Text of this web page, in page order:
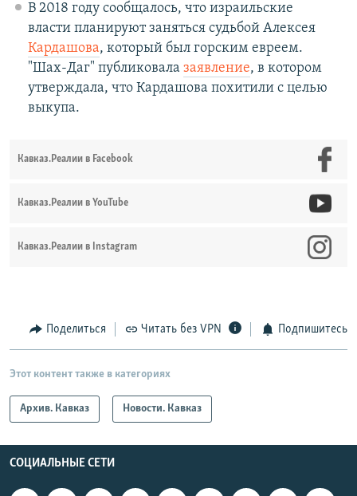
В 2018 году сообщалось, что израильские
власти планируют заняться судьбой Алексея
Кардашова, который был горским евреем.
"Шах-Даг" публиковала заявление, в котором
утверждала, что Кардашова похитили с целью
выкупа.
Кавказ.Реалии в Facebook
Кавказ.Реалии в YouTube
Кавказ.Реалии в Instagram
Поделиться Читать без VPN Подпишитесь
Этот контент также в категориях
Архив. Кавказ Новости. Кавказ
СОЦИАЛЬНЫЕ СЕТИ